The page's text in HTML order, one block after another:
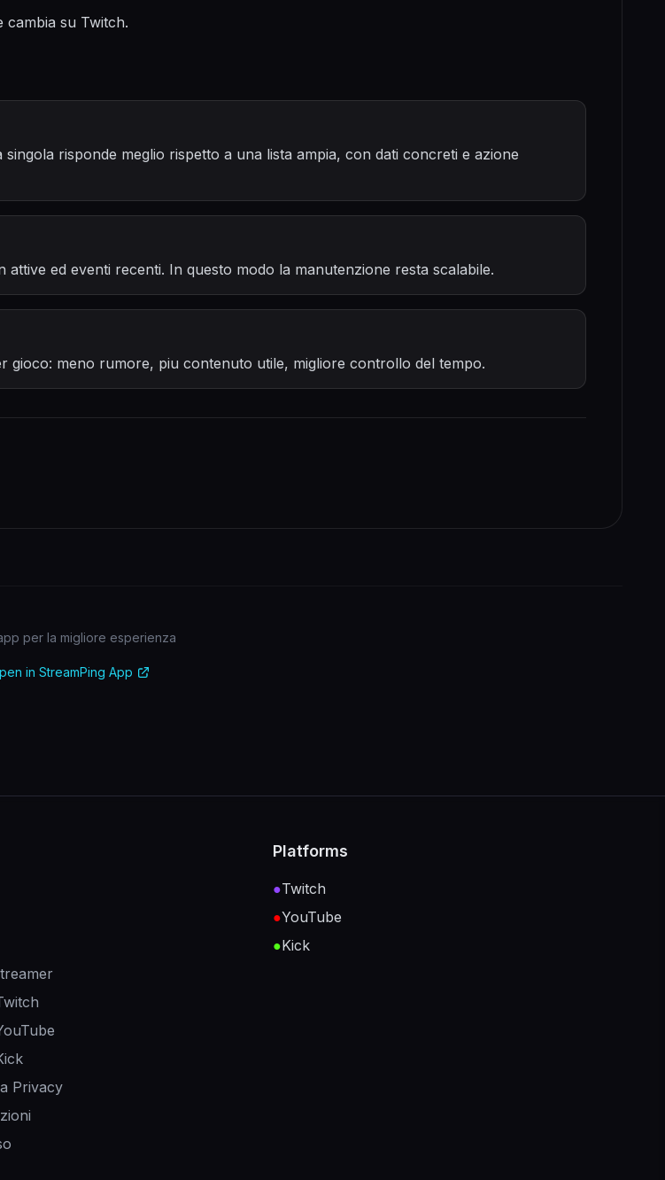
cambia su Twitch.
risponde meglio rispetto a una lista ampia, con dati concreti e azione
ed eventi recenti. In questo modo la manutenzione resta scalabile.
gioco: meno rumore, piu contenuto utile, migliore controllo del tempo.
per la migliore esperienza
in StreamPing App
Privacy
Platforms
●Twitch
●YouTube
●Kick